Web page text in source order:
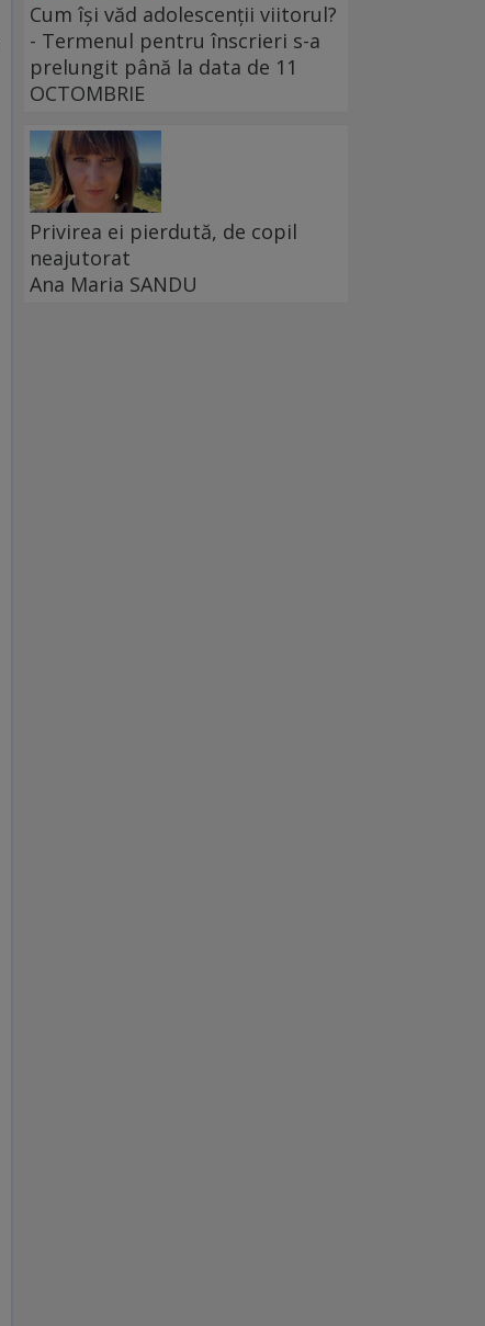
Cum își văd adolescenții viitorul?
- Termenul pentru înscrieri s-a
prelungit până la data de 11
OCTOMBRIE
Privirea ei pierdută, de copil
neajutorat
Ana Maria SANDU